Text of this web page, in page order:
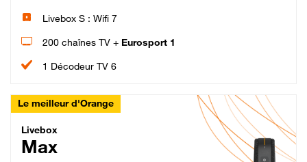
Livebox S : Wifi 7
200 chaînes TV + Eurosport 1
1 Décodeur TV 6
Le meilleur d'Orange
Livebox Max Fibre
Livebox
Max